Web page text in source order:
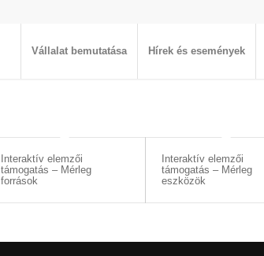
Vállalat bemutatása Hírek és események
Interaktív elemzői
támogatás – Mérleg
források
Interaktív elemzői
támogatás – Mérleg
eszközök